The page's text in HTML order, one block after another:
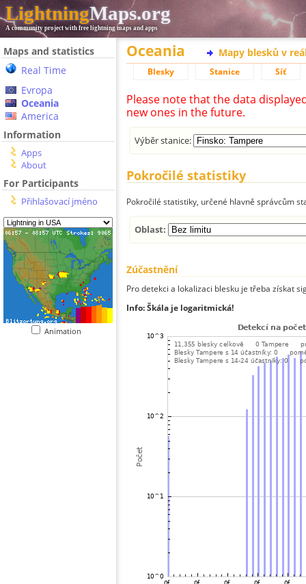
LightningMaps.org
A community project with free lightning maps and apps
Maps and statistics
Real Time
Evropa
Oceania
America
Information
Apps
About
For Participants
Přihlašovací jméno
Animation
Oceania Mapy blesků v
Blesky Stanice Síť
Please note that the data
new ones in the future.
Výběr stanice:
Pokročilé statistiky
Pokročilé statistiky, určené hlavně správcům
Oblast:
Zúčastnění
Pro detekci a lokalizaci blesku je třeba získat
Info: Škála je logaritmická!